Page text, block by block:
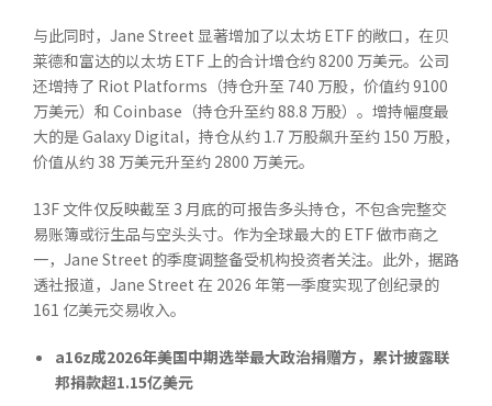
与此同时，Jane Street 显著增加了以太坊 ETF 的敞口，在贝
莱德和富达的以太坊 ETF 上的合计增仓约 8200 万美元。公司
还增持了 Riot Platforms（持仓升至 740 万股，价值约 9100
万美元）和 Coinbase（持仓升至约 88.8 万股）。增持幅度最
大的是 Galaxy Digital，持仓从约 1.7 万股飙升至约 150 万股，
价值从约 38 万美元升至约 2800 万美元。
13F 文件仅反映截至 3 月底的可报告多头持仓，不包含完整交
易账簿或衍生品与空头头寸。作为全球最大的 ETF 做市商之
一，Jane Street 的季度调整备受机构投资者关注。此外，据路
透社报道，Jane Street 在 2026 年第一季度实现了创纪录的
161 亿美元交易收入。
a16z成2026年美国中期选举最大政治捐赠方，累计披露联
邦捐款超1.15亿美元